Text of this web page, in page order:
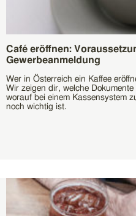
Café eröffnen:
Gewerbeanmeldung
Wer in Österreich ein Kaffee
Wir zeigen dir, welche
worauf bei einem Kassensystem
noch wichtig ist.